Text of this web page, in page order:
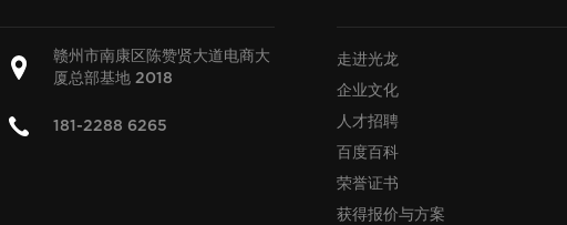
赣州市南康区陈赞贤大道电商大
厦总部基地 2018
181-2288 6265
走进光龙
企业文化
人才招聘
百度百科
荣誉证书
获得报价与方案